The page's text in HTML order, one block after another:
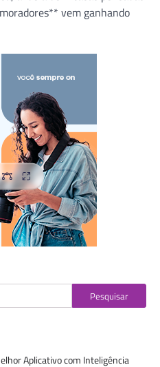
vem ganhando
Pesquisar
Aplicativo com Inteligência